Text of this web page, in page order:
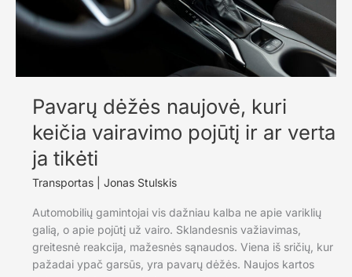
Pavarų dėžės naujovė, kuri
keičia vairavimo pojūtį ir ar verta
ja tikėti
Transportas Jonas Stulskis
Automobilių gamintojai vis dažniau kalba ne apie variklių
galią, o apie pojūtį už vairo. Sklandesnis važiavimas,
greitesnė reakcija, mažesnės sąnaudos. Viena iš sričių, kur
pažadai ypač garsūs, yra pavarų dėžės. Naujos kartos